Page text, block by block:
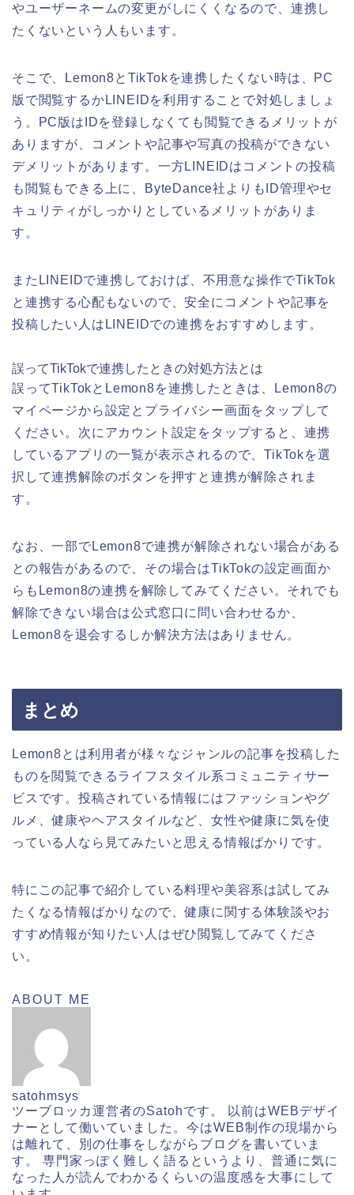
やユーザーネームの変更がしにくくなるので、連携し
たくないという人もいます。
そこで、Lemon8とTikTokを連携したくない時は、PC
版で閲覧するかLINEIDを利用することで対処しましょ
う。PC版はIDを登録しなくても閲覧できるメリットが
ありますが、コメントや記事や写真の投稿ができない
デメリットがあります。一方LINEIDはコメントの投稿
も閲覧もできる上に、ByteDance社よりもID管理やセ
キュリティがしっかりとしているメリットがありま
す。
またLINEIDで連携しておけば、不用意な操作でTikTok
と連携する心配もないので、安全にコメントや記事を
投稿したい人はLINEIDでの連携をおすすめします。
誤ってTikTokで連携したときの対処方法とは
誤ってTikTokとLemon8を連携したときは、Lemon8の
マイページから設定とプライバシー画面をタップして
ください。次にアカウント設定をタップすると、連携
しているアプリの一覧が表示されるので、TikTokを選
択して連携解除のボタンを押すと連携が解除されま
す。
なお、一部でLemon8で連携が解除されない場合がある
との報告があるので、その場合はTikTokの設定画面か
らもLemon8の連携を解除してみてください。それでも
解除できない場合は公式窓口に問い合わせるか、
Lemon8を退会するしか解決方法はありません。
まとめ
Lemon8とは利用者が様々なジャンルの記事を投稿した
ものを閲覧できるライフスタイル系コミュニティサー
ビスです。投稿されている情報にはファッションやグ
ルメ、健康やヘアスタイルなど、女性や健康に気を使
っている人なら見てみたいと思える情報ばかりです。
特にこの記事で紹介している料理や美容系は試してみ
たくなる情報ばかりなので、健康に関する体験談やお
すすめ情報が知りたい人はぜひ閲覧してみてくださ
い。
ABOUT ME
satohmsys
ツーブロッカ運営者のSatohです。 以前はWEBデザイ
ナーとして働いていました。今はWEB制作の現場から
は離れて、別の仕事をしながらブログを書いていま
す。 専門家っぽく難しく語るというより、普通に気に
なった人が読んでわかるくらいの温度感を大事にして